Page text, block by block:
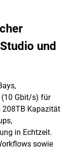
und
Gbit/s) für
208TB Kapazität
in Echtzeit.
sowie